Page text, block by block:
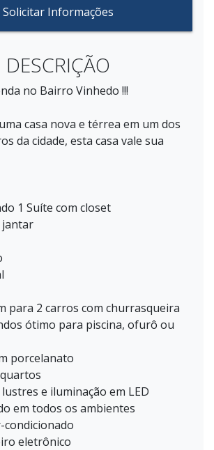
Solicitar Informações
DESCRIÇÃO
no Bairro Vinhedo !!!
casa nova e térrea em um dos
da cidade, esta casa vale sua
1 Suíte com closet
jantar
para 2 carros com churrasqueira
ótimo para piscina, ofurô ou
porcelanato
e iluminação em LED
em todos os ambientes
condicionado
eletrônico